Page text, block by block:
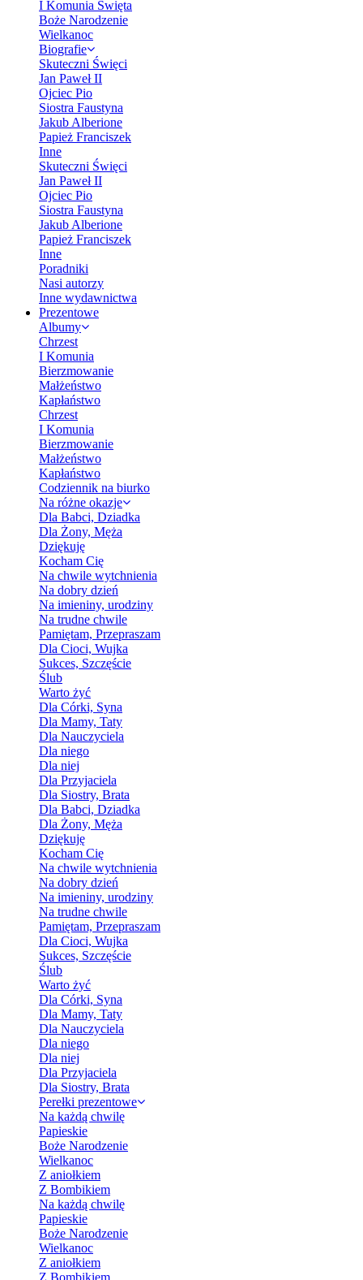
I Komunia Święta
Boże Narodzenie
Wielkanoc
Biografie
Skuteczni Święci
Jan Paweł II
Ojciec Pio
Siostra Faustyna
Jakub Alberione
Papież Franciszek
Inne
Skuteczni Święci
Jan Paweł II
Ojciec Pio
Siostra Faustyna
Jakub Alberione
Papież Franciszek
Inne
Poradniki
Nasi autorzy
Inne wydawnictwa
Prezentowe
Albumy
Chrzest
I Komunia
Bierzmowanie
Małżeństwo
Kapłaństwo
Chrzest
I Komunia
Bierzmowanie
Małżeństwo
Kapłaństwo
Codziennik na biurko
Na różne okazje
Dla Babci, Dziadka
Dla Żony, Męża
Dziękuję
Kocham Cię
Na chwile wytchnienia
Na dobry dzień
Na imieniny, urodziny
Na trudne chwile
Pamiętam, Przepraszam
Dla Cioci, Wujka
Sukces, Szczęście
Ślub
Warto żyć
Dla Córki, Syna
Dla Mamy, Taty
Dla Nauczyciela
Dla niego
Dla niej
Dla Przyjaciela
Dla Siostry, Brata
Dla Babci, Dziadka
Dla Żony, Męża
Dziękuję
Kocham Cię
Na chwile wytchnienia
Na dobry dzień
Na imieniny, urodziny
Na trudne chwile
Pamiętam, Przepraszam
Dla Cioci, Wujka
Sukces, Szczęście
Ślub
Warto żyć
Dla Córki, Syna
Dla Mamy, Taty
Dla Nauczyciela
Dla niego
Dla niej
Dla Przyjaciela
Dla Siostry, Brata
Perełki prezentowe
Na każdą chwilę
Papieskie
Boże Narodzenie
Wielkanoc
Z aniołkiem
Z Bombikiem
Na każdą chwilę
Papieskie
Boże Narodzenie
Wielkanoc
Z aniołkiem
Z Bombikiem